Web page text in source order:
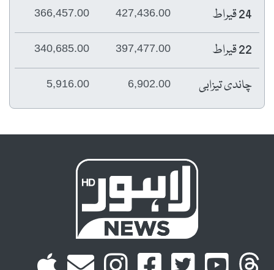
24 قیراط
427,436.00
366,457.00
22 قیراط 397,477.00
340,685.00
چاندی تیزابی 6,902.00
5,916.00